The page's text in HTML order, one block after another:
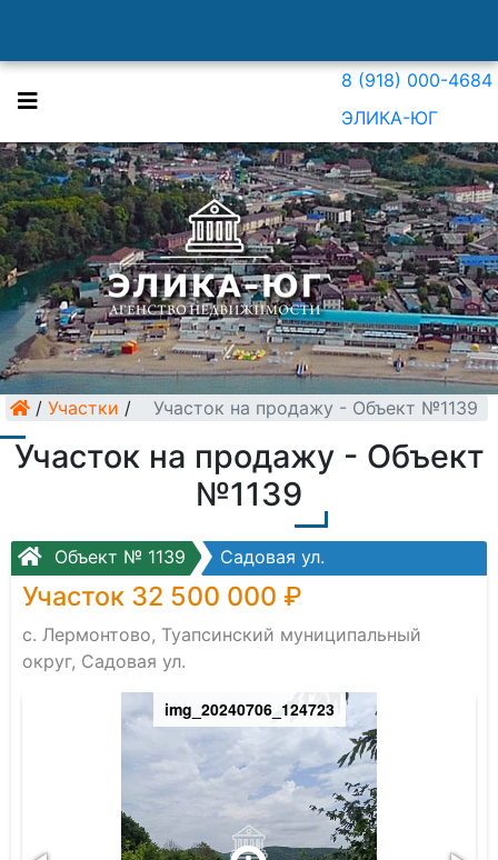
8 (918) 000-4684
ЭЛИКА-ЮГ
/ Участки / Участок на продажу - Объект №1139
Участок на продажу - Объект
№1139
Объект № 1139 Садовая ул.
Участок 32 500 000 ₽
с. Лермонтово, Туапсинский муниципальный
округ, Садовая ул.
img_20240706_124723